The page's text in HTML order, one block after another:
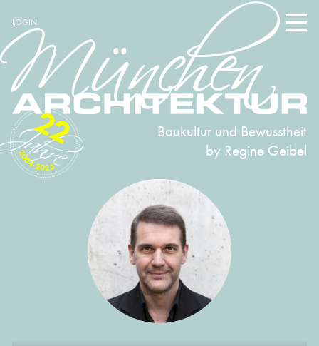
LOGIN
Baukultur und Bewusstheit
by Regine Geibel
2004-2026
22